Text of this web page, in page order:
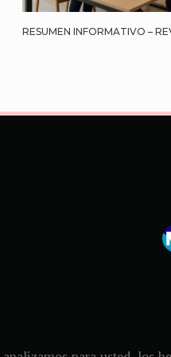
RESUMEN INFORMATIVO –